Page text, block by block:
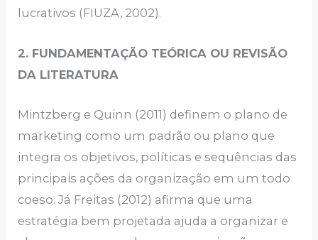
lucrativos (FIUZA, 2002).
2. FUNDAMENTAÇÃO TEÓRICA OU REVISÃO
DA LITERATURA
Mintzberg e Quinn (2011) definem o plano de
marketing como um padrão ou plano que
integra os objetivos, políticas e sequências das
principais ações da organização em um todo
coeso. Já Freitas (2012) afirma que uma
estratégia bem projetada ajuda a organizar e